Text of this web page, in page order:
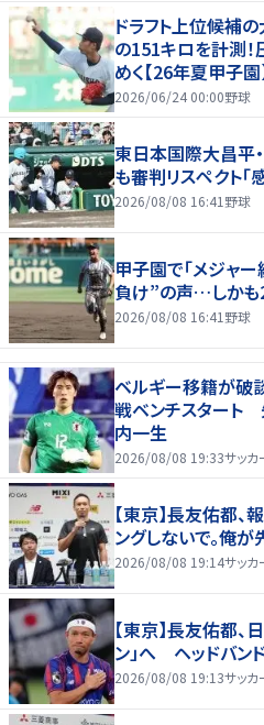
ドラフト上位候補
の151キロを計測！
めく【26年夏甲子園
2026/06/24 00:00野球
東日本国際大昌平
も審判リスペクト「
2026/08/08 16:41 野球
甲子園で「メジャ
負け”の声…しかも
2026/08/08 16:41 野球
ベルギー移籍が破
戦ベンチスタート
内一生
2026/08/08 19:33サッカ
【東京】長友佑都、
ングしないで。俺
2026/08/08 19:14サッカ
【東京】長友佑都、
ン」へ ヘッドバン
2026/08/08 19:13サッカ